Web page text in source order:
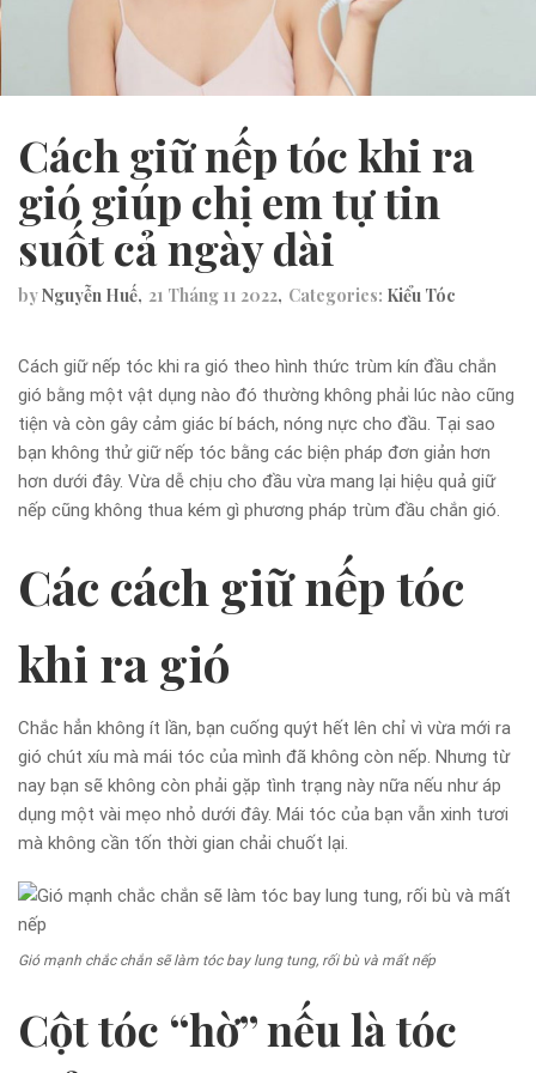
Cách giữ nếp tóc khi ra
gió giúp chị em tự tin
suốt cả ngày dài
byNguyễn Huế 21 Tháng 11 2022 Categories: Kiểu Tóc
Cách giữ nếp tóc khi ra gió theo hình thức trùm kín đầu chắn
gió bằng một vật dụng nào đó thường không phải lúc nào cũng
tiện và còn gây cảm giác bí bách, nóng nực cho đầu. Tại sao
bạn không thử giữ nếp tóc bằng các biện pháp đơn giản hơn
hơn dưới đây. Vừa dễ chịu cho đầu vừa mang lại hiệu quả giữ
nếp cũng không thua kém gì phương pháp trùm đầu chắn gió.
Các cách giữ nếp tóc
khi ra gió
Chắc hẳn không ít lần, bạn cuống quýt hết lên chỉ vì vừa mới ra
gió chút xíu mà mái tóc của mình đã không còn nếp. Nhưng từ
nay bạn sẽ không còn phải gặp tình trạng này nữa nếu như áp
dụng một vài mẹo nhỏ dưới đây. Mái tóc của bạn vẫn xinh tươi
mà không cần tốn thời gian chải chuốt lại.
Gió mạnh chắc chắn sẽ làm tóc bay lung tung, rối bù và mất nếp
Cột tóc “hờ” nếu là tóc